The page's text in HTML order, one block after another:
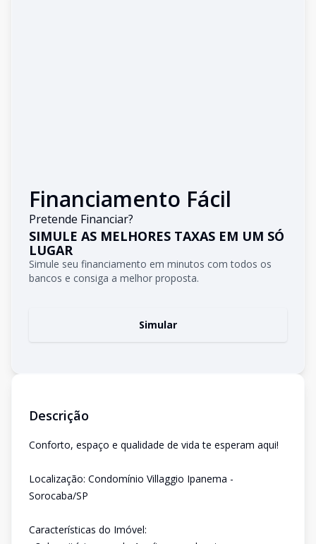
Financiamento Fácil
Pretende Financiar?
SIMULE AS MELHORES TAXAS EM UM SÓ
LUGAR
Simule seu financiamento em minutos com todos os
bancos e consiga a melhor proposta.
Simular
Descrição
Conforto, espaço e qualidade de vida te esperam aqui!
Localização: Condomínio Villaggio Ipanema -
Sorocaba/SP
Características do Imóvel: